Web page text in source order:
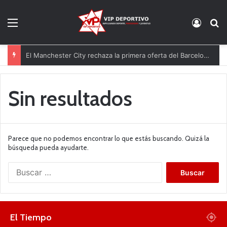
El Manchester City rechaza la primera oferta del Barcelona por Rodri
Sin resultados
Parece que no podemos encontrar lo que estás buscando. Quizá la
búsqueda pueda ayudarte.
El Tiempo